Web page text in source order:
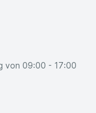
von 09:00 - 17:00